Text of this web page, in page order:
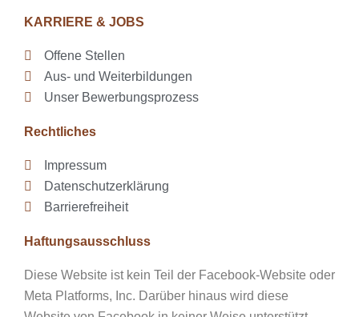
KARRIERE & JOBS
Offene Stellen
Aus- und Weiterbildungen
Unser Bewerbungsprozess
Rechtliches
Impressum
Datenschutzerklärung
Barrierefreiheit
Haftungsausschluss
Diese Website ist kein Teil der Facebook-Website oder
Meta Platforms, Inc. Darüber hinaus wird diese